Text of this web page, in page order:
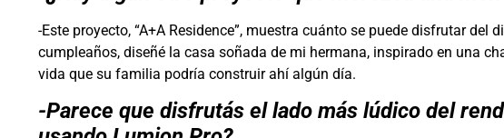
-Este proyecto, “A+A Residence”, muestra cuánto se puede disfrutar del
cumpleaños, diseñé la casa soñada de mi hermana, inspirado en una
vida que su familia podría construir ahí algún día.
-Parece que disfrutás el lado más lúdico del